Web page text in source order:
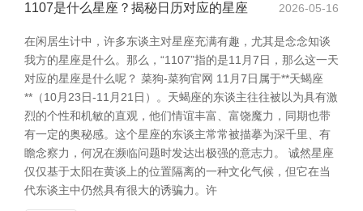
1107是什么星座？揭秘日历对应的星座 2026-05-16
在闲居生计中，许多东谈主对星座充满有趣，尤其是念念知谈
我方的星座是什么。那么，“1107”指的是11月7日，那么这一天
对应的星座是什么呢？ 菜狗-菜狗官网 11月7日属于**天蝎座
**（10月23日-11月21日）。天蝎座的东谈主往往被以为具有激
烈的个性和机敏的直观，他们情谊丰富、富饶魔力，同期也带
有一定的奥秘感。这个星座的东谈主常常被描摹为深千里、有
瞻念察力，何况在濒临问题时发达出极强的意志力。 诚然星座
仅仅基于太阳在黄谈上的位置隔离的一种文化气候，但它在当
代东谈主中仍然具有很大的诱骗力。许